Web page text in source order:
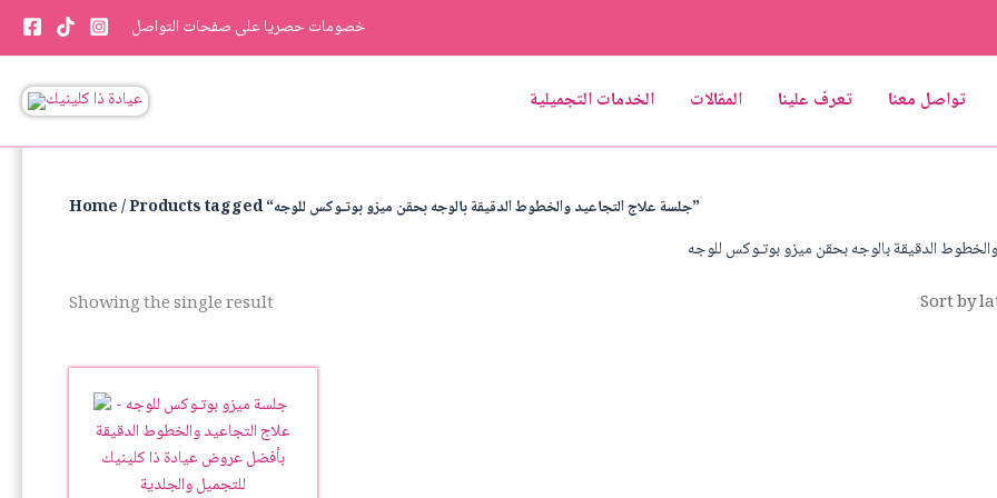
Skip
content
خصومات حصريا على صفحات التواصل
الخدمات التجميلية المقالات تعرف علينا تواصل معنا
Home / Products tagged “جلسة علاج التجاعيد والخطوط الدقيقة بالوجه بحقن ميزو بوتـوكس للوجه”
الدقيقة بالوجه بحقن ميزو بوتـوكس للوجه
Showing the single result